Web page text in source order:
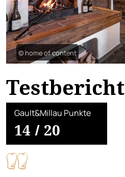
© home of content
Testbericht
Gault&Millau Punkte
14 / 20